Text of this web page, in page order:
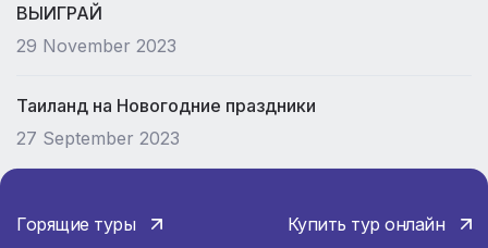
ВЫИГРАЙ
29 November 2023
Таиланд на Новогодние праздники
27 September 2023
Горящие туры Купить тур онлайн